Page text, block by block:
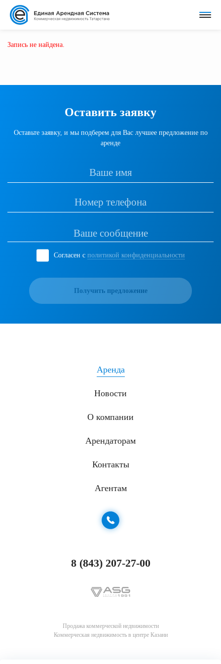
Запись не найдена.
Оставить заявку
Оставьте заявку, и мы подберем для Вас лучшее предложение по
аренде
Согласен с политикой конфиденциальности
Получить предложение
Аренда
Новости
О компании
Арендаторам
Контакты
Агентам
8 (843) 207-27-00
Продажа коммерческой недвижимости
Коммерческая недвижимость в центре Казани